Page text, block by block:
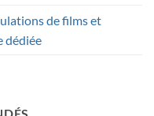
de films et
dédiée